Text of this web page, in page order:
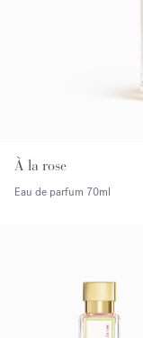
À la rose
Eau de parfum 70ml